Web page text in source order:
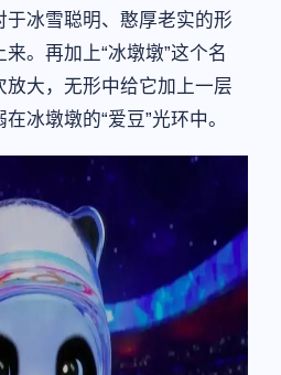
于冰雪聪明、憨厚老实的形
。再加上“冰墩墩”这个名
放大，无形中给它加上一层
冰墩墩的“爱豆”光环中。